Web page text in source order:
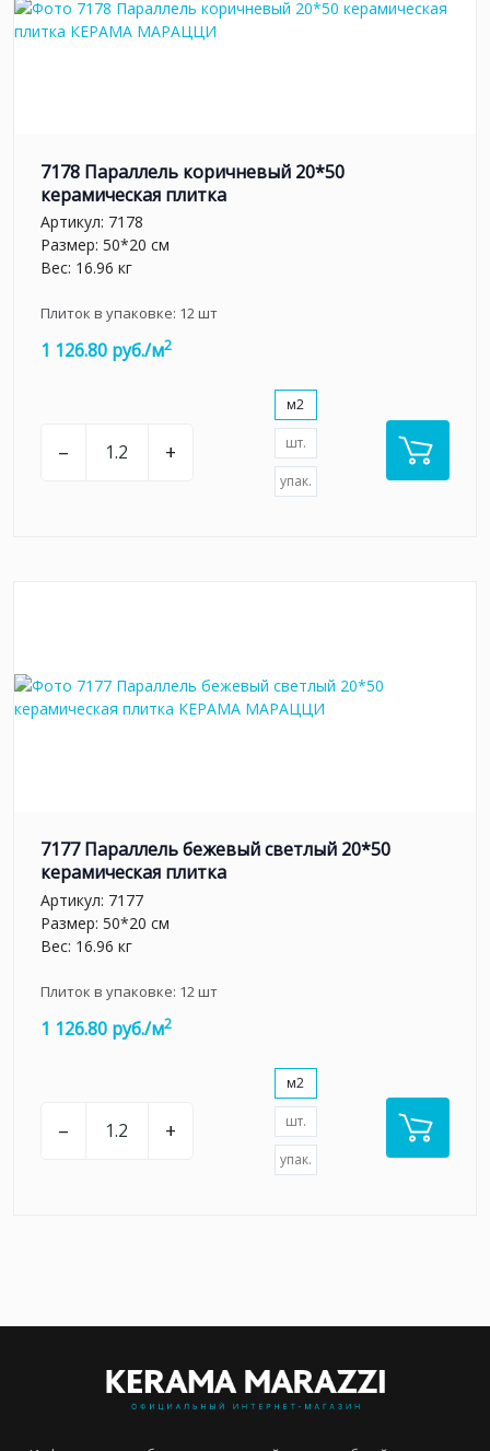
7178 Параллель коричневый 20*50
керамическая плитка
Артикул: 7178
Размер: 50*20 см
Вес: 16.96 кг
Плиток в упаковке: 12шт
1 126.80 руб./м2
– +
м2
шт.
упак.
7177 Параллель бежевый светлый 20*50
керамическая плитка
Артикул: 7177
Размер: 50*20 см
Вес: 16.96 кг
Плиток в упаковке: 12шт
1 126.80 руб./м2
– +
м2
шт.
упак.